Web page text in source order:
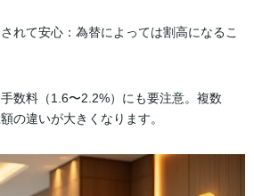
れて安心：為替によっては割高になるこ
数料（1.6〜2.2%）にも要注意。複数
の違いが大きくなります。